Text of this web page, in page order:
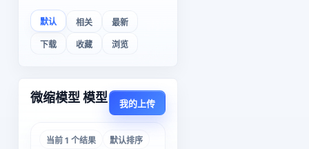
默认 相关 最新
下载 收藏 浏览
微缩模型 模型 我的上传
当前 1 个结果
默认排序